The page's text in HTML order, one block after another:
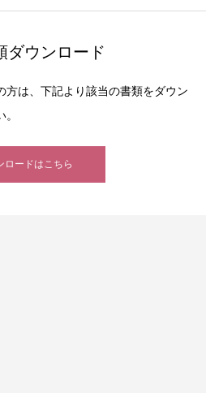
ダウンロード
方は、下記より該当の書類をダウン
ロードはこちら